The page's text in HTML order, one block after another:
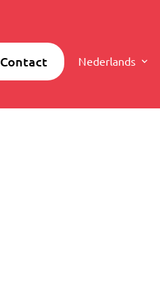
Contact Nederlands